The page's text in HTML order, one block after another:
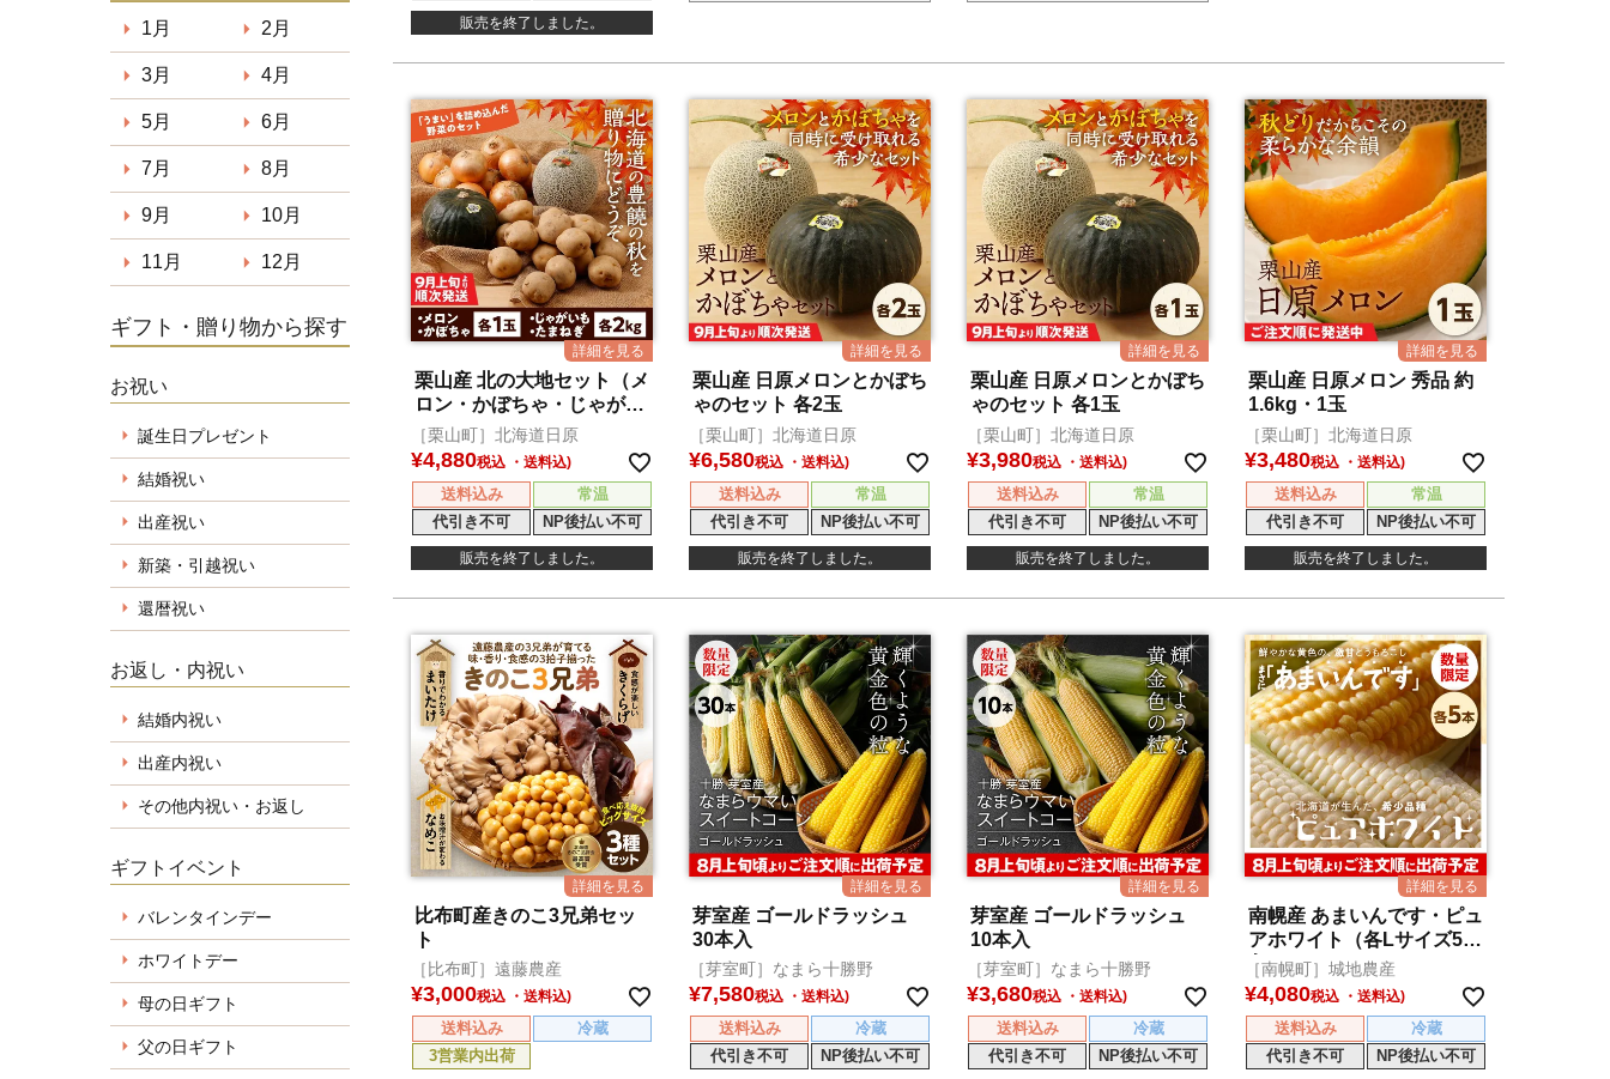
1月 2月
3月 4月
5月 6月
7月 8月
9月 10月
11月 12月
ギフト・贈り物から探す
お祝い
誕生日プレゼント
結婚祝い
出産祝い
新築・引越祝い
還暦祝い
お返し・内祝い
結婚内祝い
出産内祝い
その他内祝い・お返し
ギフトイベント
バレンタインデー
ホワイトデー
母の日ギフト
父の日ギフト
販売を終了しました。
栗山産 北の大地セット（メ
ロン・かぼちゃ・じゃがい
も・玉ねぎ）
［栗山町］北海道日原
¥4,880税込
送料込み
常温
代引き不可
NP後払い不可
販売を終了しました。
栗山産 日原メロンとかぼち
ゃのセット 各2玉
［栗山町］北海道日原
¥6,580税込
送料込み
常温
代引き不可
NP後払い不可
販売を終了しました。
栗山産 日原メロンとかぼち
ゃのセット 各1玉
［栗山町］北海道日原
¥3,980税込
送料込み
常温
代引き不可
NP後払い不可
販売を終了しました。
栗山産 日原メロン 秀品 約
1.6kg・1玉
［栗山町］北海道日原
¥3,480税込
送料込み
常温
代引き不可
NP後払い不可
販売を終了しました。
比布町産きのこ3兄弟セッ
ト
［比布町］遠藤農産
¥3,000税込
送料込み
冷蔵
3営業内出荷
芽室産 ゴールドラッシュ
30本入
［芽室町］なまら十勝野
¥7,580税込
送料込み
冷蔵
代引き不可
NP後払い不可
芽室産 ゴールドラッシュ
10本入
［芽室町］なまら十勝野
¥3,680税込
送料込み
冷蔵
代引き不可
NP後払い不可
南幌産 あまいんです・ピュ
アホワイト（各Lサイズ5本
入）
［南幌町］城地農産
¥4,080税込
送料込み
冷蔵
代引き不可
NP後払い不可